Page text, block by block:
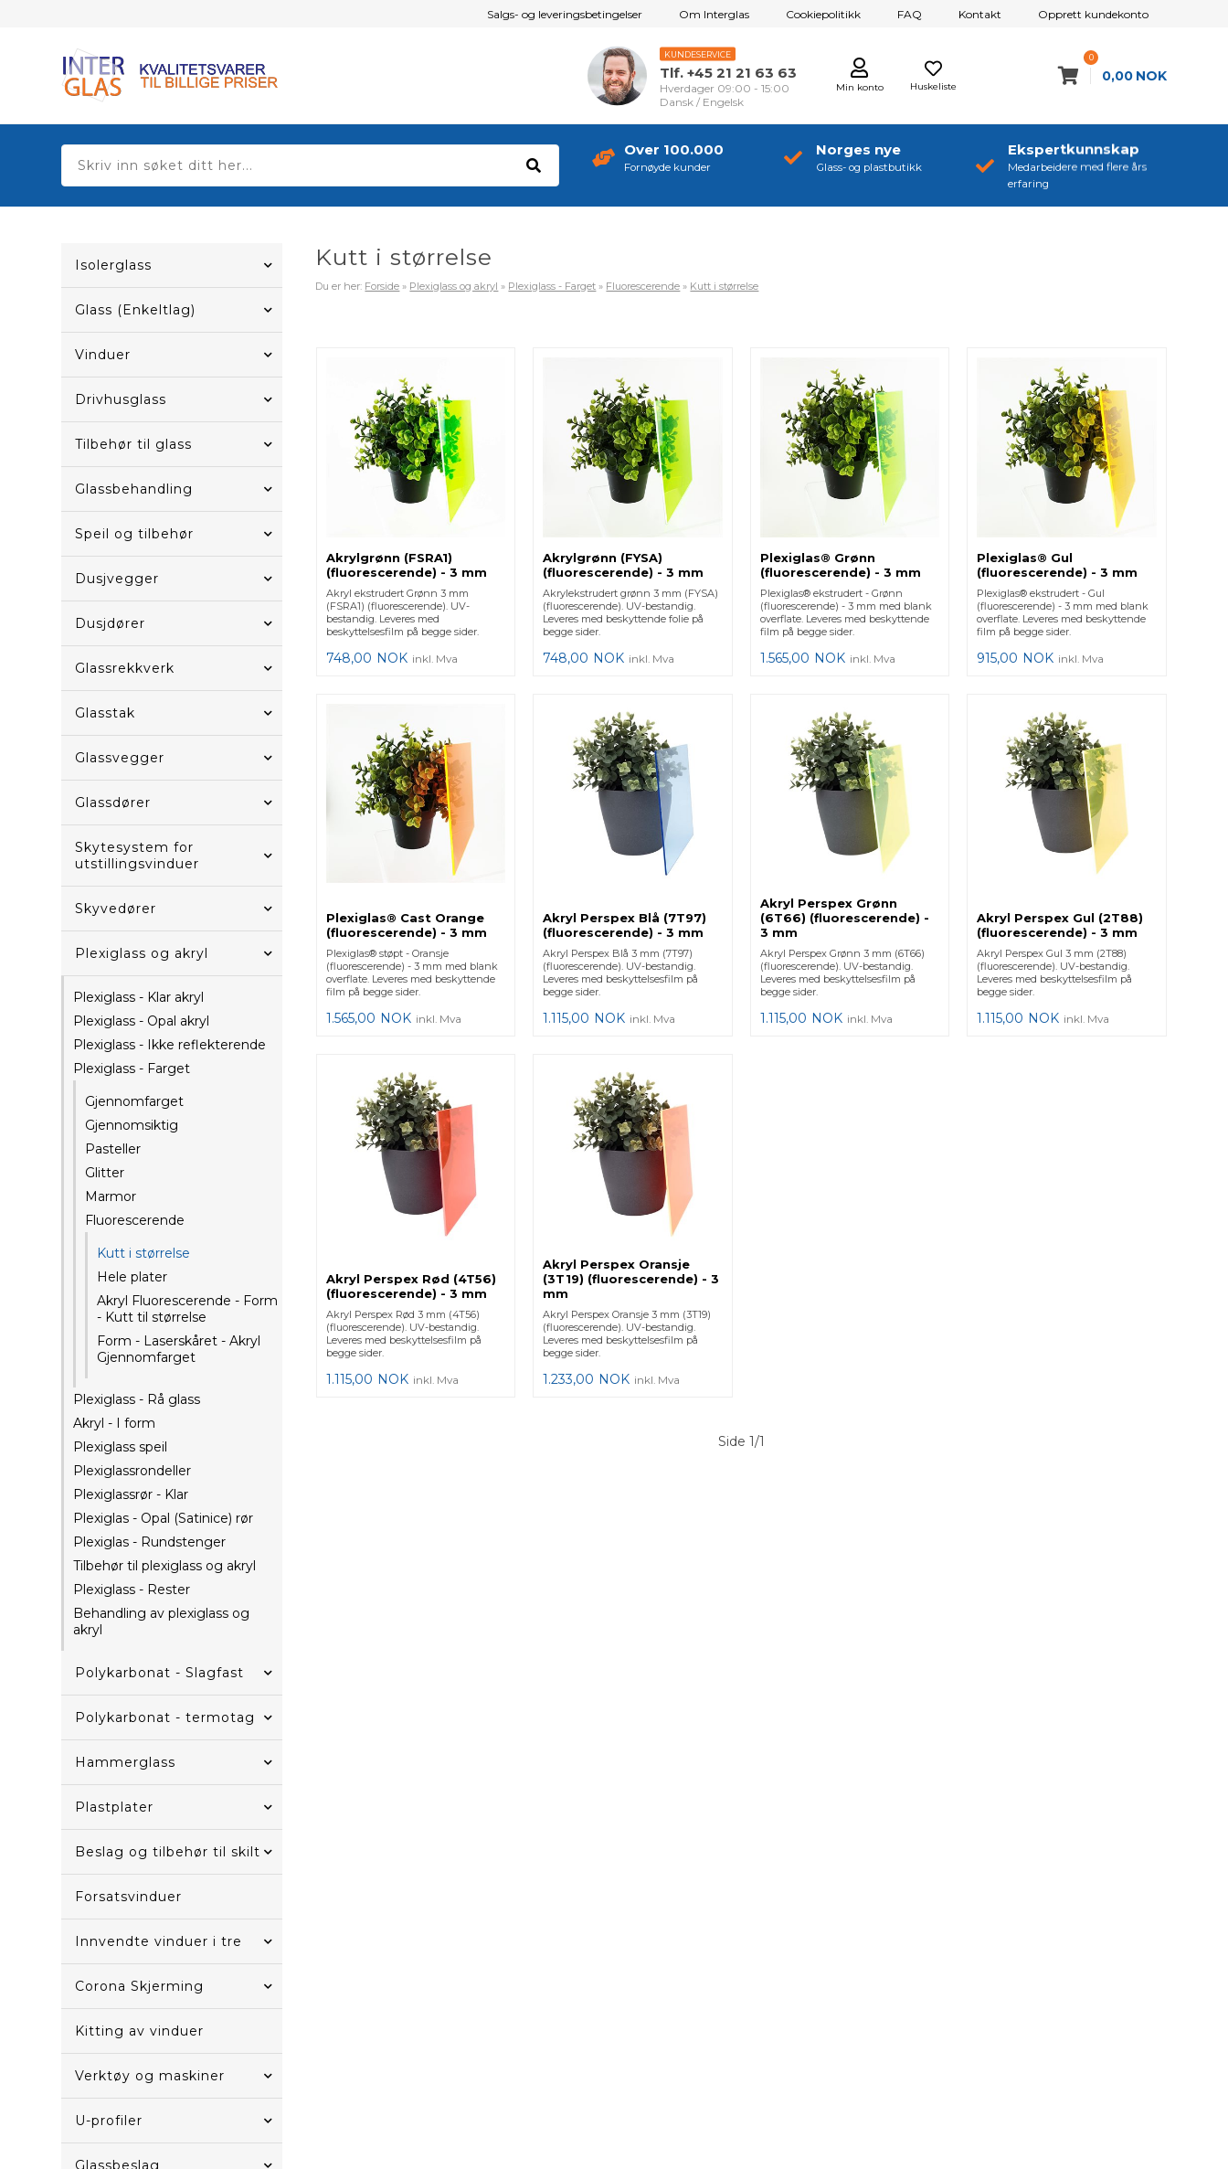
Salgs- og leveringsbetingelser Om Interglas Cookiepolitikk FAQ Kontakt Opprett kundekonto
Huskeliste
Min konto
KUNDESERVICE
Tlf. +45 21 21 63 63
Hverdager 09:00 - 15:00
Dansk / Engelsk
0
0,00 NOK
Over 100.000
Fornøyde kunder
Norges nye
Glass- og plastbutikk
Ekspertkunnskap
Medarbeidere med flere års
erfaring
Isolerglass
Glass (Enkeltlag)
Vinduer
Drivhusglass
Tilbehør til glass
Glassbehandling
Speil og tilbehør
Dusjvegger
Dusjdører
Glassrekkverk
Glasstak
Glassvegger
Glassdører
Skytesystem for
utstillingsvinduer
Skyvedører
Plexiglass og akryl
Plexiglass - Klar akryl
Plexiglass - Opal akryl
Plexiglass - Ikke reflekterende
Plexiglass - Farget
Gjennomfarget
Gjennomsiktig
Pasteller
Glitter
Marmor
Fluorescerende
Kutt i størrelse
Hele plater
Akryl Fluorescerende - Form
- Kutt til størrelse
Form - Laserskåret - Akryl
Gjennomfarget
Plexiglass - Rå glass
Akryl - I form
Plexiglass speil
Plexiglassrondeller
Plexiglassrør - Klar
Plexiglas - Opal (Satinice) rør
Plexiglas - Rundstenger
Tilbehør til plexiglass og akryl
Plexiglass - Rester
Behandling av plexiglass og
akryl
Polykarbonat - Slagfast
Polykarbonat - termotag
Hammerglass
Plastplater
Beslag og tilbehør til skilt
Forsatsvinduer
Innvendte vinduer i tre
Corona Skjerming
Kitting av vinduer
Verktøy og maskiner
U-profiler
Glassbeslag
Kutt i størrelse
Du er her: Forside » Plexiglass og akryl » Plexiglass - Farget » Fluorescerende » Kutt i størrelse
Akrylgrønn (FSRA1)
(fluorescerende) - 3 mm
Akryl ekstrudert Grønn 3 mm
(FSRA1) (fluorescerende). UV-
bestandig. Leveres med
beskyttelsesfilm på begge sider.
748,00 NOK inkl. Mva
Akrylgrønn (FYSA)
(fluorescerende) - 3 mm
Akrylekstrudert grønn 3 mm (FYSA)
(fluorescerende). UV-bestandig.
Leveres med beskyttende folie på
begge sider.
748,00 NOK inkl. Mva
Plexiglas® Grønn
(fluorescerende) - 3 mm
Plexiglas® ekstrudert - Grønn
(fluorescerende) - 3 mm med blank
overflate. Leveres med beskyttende
film på begge sider.
1.565,00 NOK inkl. Mva
Plexiglas® Gul
(fluorescerende) - 3 mm
Plexiglas® ekstrudert - Gul
(fluorescerende) - 3 mm med blank
overflate. Leveres med beskyttende
film på begge sider.
915,00 NOK inkl. Mva
Plexiglas® Cast Orange
(fluorescerende) - 3 mm
Plexiglas® støpt - Oransje
(fluorescerende) - 3 mm med blank
overflate. Leveres med beskyttende
film på begge sider.
1.565,00 NOK inkl. Mva
Akryl Perspex Blå (7T97)
(fluorescerende) - 3 mm
Akryl Perspex Blå 3 mm (7T97)
(fluorescerende). UV-bestandig.
Leveres med beskyttelsesfilm på
begge sider.
1.115,00 NOK inkl. Mva
Akryl Perspex Grønn
(6T66) (fluorescerende) -
3 mm
Akryl Perspex Grønn 3 mm (6T66)
(fluorescerende). UV-bestandig.
Leveres med beskyttelsesfilm på
begge sider.
1.115,00 NOK inkl. Mva
Akryl Perspex Gul (2T88)
(fluorescerende) - 3 mm
Akryl Perspex Gul 3 mm (2T88)
(fluorescerende). UV-bestandig.
Leveres med beskyttelsesfilm på
begge sider.
1.115,00 NOK inkl. Mva
Akryl Perspex Rød (4T56)
(fluorescerende) - 3 mm
Akryl Perspex Rød 3 mm (4T56)
(fluorescerende). UV-bestandig.
Leveres med beskyttelsesfilm på
begge sider.
1.115,00 NOK inkl. Mva
Akryl Perspex Oransje
(3T19) (fluorescerende) - 3
mm
Akryl Perspex Oransje 3 mm (3T19)
(fluorescerende). UV-bestandig.
Leveres med beskyttelsesfilm på
begge sider.
1.233,00 NOK inkl. Mva
Side 1/1